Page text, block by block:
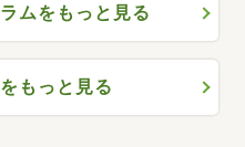
ムをもっと見る
もっと見る